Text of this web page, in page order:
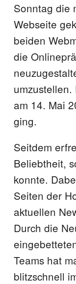
Sonntag die
Webseite
beiden
die
am 14. Mai
ging.
Seitdem
Beliebtheit,
konnte.
Seiten der
aktuellen
Durch die
Teams hat
blitzschnell